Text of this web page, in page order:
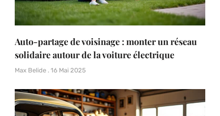
Auto-partage de voisinage : monter un réseau
solidaire autour de la voiture électrique
Max Belide 16 Mai 2025